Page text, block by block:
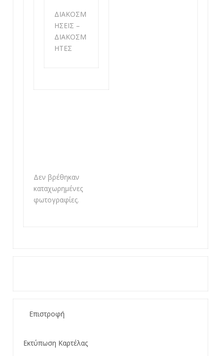
ΔΙΑΚΟΣΜ
ΗΣΕΙΣ –
ΔΙΑΚΟΣΜ
ΗΤΕΣ
Δεν βρέθηκαν
καταχωρημένες
φωτογραφίες.
Επιστροφή
Εκτύπωση Καρτέλας